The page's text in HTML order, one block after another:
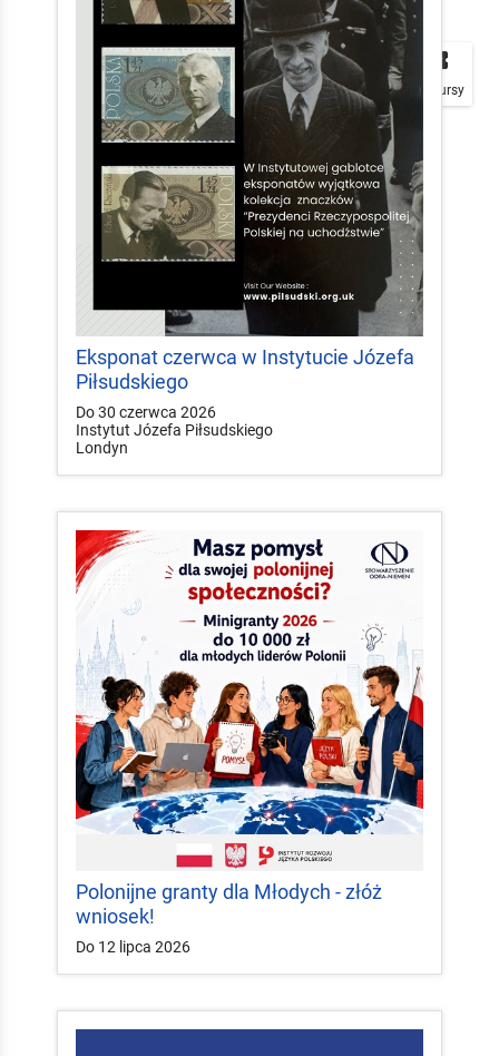

Plakaty

Mapa
local_play
Konkursy
Eksponat czerwca w Instytucie Józefa
Piłsudskiego
Do 30 czerwca 2026
Instytut Józefa Piłsudskiego
Londyn
Polonijne granty dla Młodych - złóż
wniosek!
Do 12 lipca 2026